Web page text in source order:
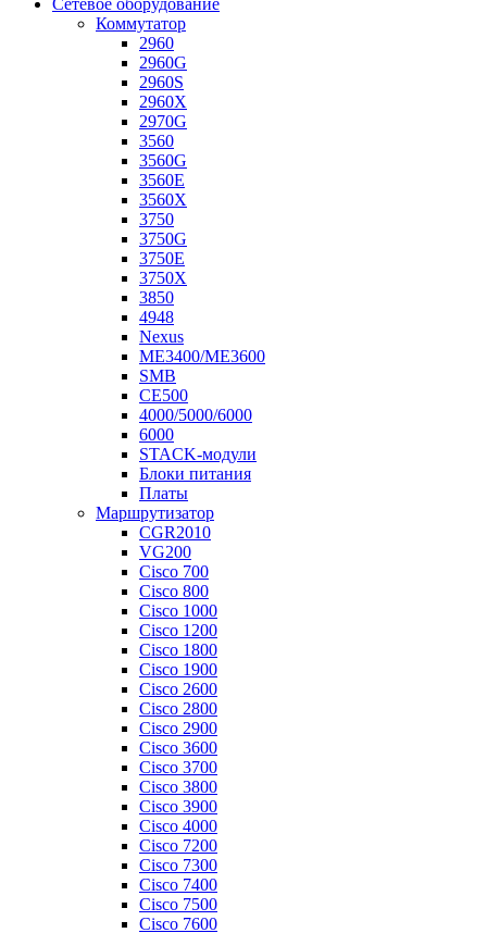
Сетевое оборудование
Коммутатор
2960
2960G
2960S
2960X
2970G
3560
3560G
3560E
3560X
3750
3750G
3750E
3750X
3850
4948
Nexus
ME3400/ME3600
SMB
CE500
4000/5000/6000
6000
STACK-модули
Блоки питания
Платы
Маршрутизатор
CGR2010
VG200
Cisco 700
Cisco 800
Cisco 1000
Cisco 1200
Cisco 1800
Cisco 1900
Cisco 2600
Cisco 2800
Cisco 2900
Cisco 3600
Cisco 3700
Cisco 3800
Cisco 3900
Cisco 4000
Cisco 7200
Cisco 7300
Cisco 7400
Cisco 7500
Cisco 7600